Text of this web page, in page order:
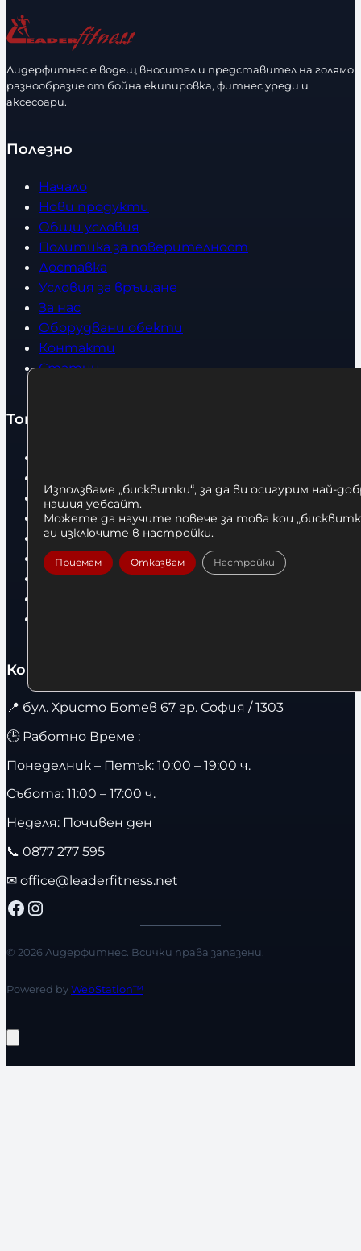
з
м
е
р
е
с
т
в
о
е
р
т
в
Лидерфитнес е водещ вносител и представител на голямо
разнообразие от бойна екипировка, фитнес уреди и
аксесоари.
Полезно
Начало
Нови продукти
Общи условия
Политика за поверителност
Доставка
Условия за връщане
За нас
Оборудвани обекти
Контакти
Статии
Топ категории
Боксови ръкавици
Дрехи
Детски дрехи
Суичъри
Фитнес оборудване и аксесоари
Контакти
📍 бул. Христо Ботев 67 гр. София / 1303
🕒 Работно Време :
Понеделник – Петък: 10:00 – 19:00 ч.
Събота: 11:00 – 17:00 ч.
Неделя: Почивен ден
📞 0877 277 595
✉ office@leaderfitness.net
Facebook Instagram
© 2026 Лидерфитнес. Всички права запазени.
Powered byWebStation™
Използваме „бисквитки“, за да ви осигурим най-
нашия уебсайт.
Можете да научите повече за това кои
ги изключите в настройки.
Приемам Отказвам Настройки